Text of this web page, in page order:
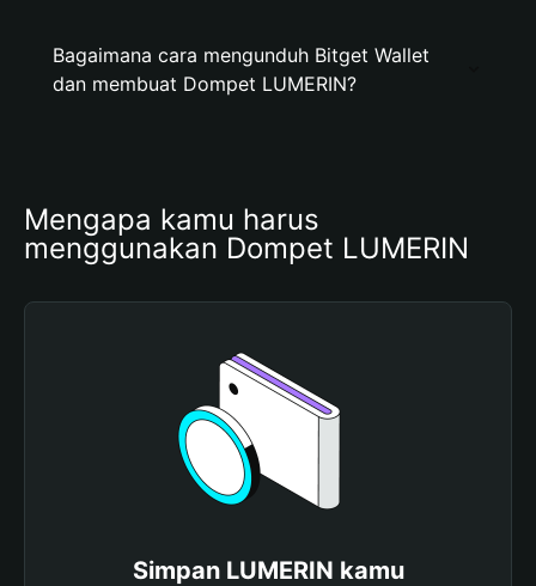
Bagaimana cara mengunduh Bitget Wallet
dan membuat Dompet LUMERIN?
Mengapa kamu harus
menggunakan Dompet LUMERIN
Simpan LUMERIN kamu